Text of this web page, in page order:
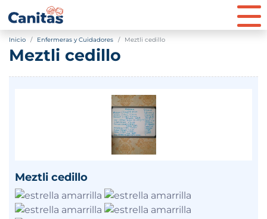
Inicio Enfermeras y Cuidadores Meztli cedillo
Meztli cedillo
Meztli cedillo